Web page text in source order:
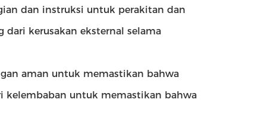
dan instruksi untuk perakitan dan
kerusakan eksternal selama
aman untuk memastikan bahwa
kelembaban untuk memastikan bahwa